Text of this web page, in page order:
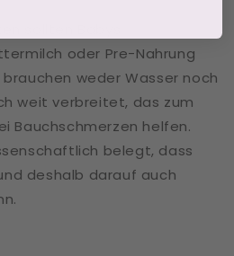
oder Pre-Nahrung
weder Wasser noch
weit verbreitet, das zum
Bauchschmerzen helfen.
belegt, dass
deshalb darauf auch